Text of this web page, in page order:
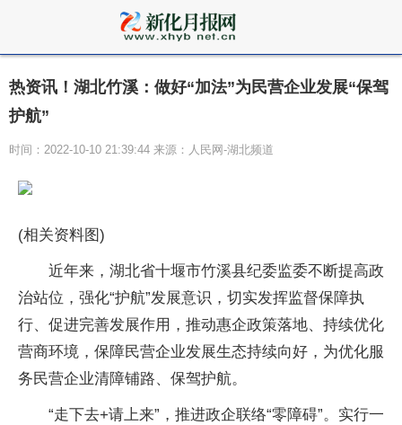
热资讯！湖北竹溪：做好“加法”为民营企业发展“保驾
护航”
时间：2022-10-10 21:39:44 来源：人民网-湖北频道
(相关资料图)
近年来，湖北省十堰市竹溪县纪委监委不断提高政
治站位，强化“护航”发展意识，切实发挥监督保障执
行、促进完善发展作用，推动惠企政策落地、持续优化
营商环境，保障民营企业发展生态持续向好，为优化服
务民营企业清障铺路、保驾护航。
“走下去+请上来”，推进政企联络“零障碍”。实行一